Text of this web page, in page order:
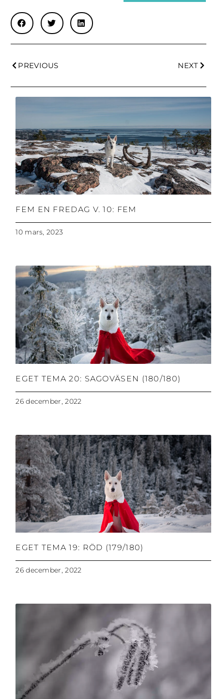
PREVIOUS NEXT
FEM EN FREDAG V. 10: FEM
10 mars, 2023
EGET TEMA 20: SAGOVÄSEN (180/180)
26 december, 2022
EGET TEMA 19: RÖD (179/180)
26 december, 2022